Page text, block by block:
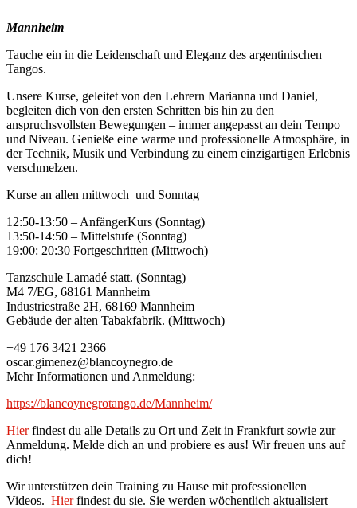
Mannheim
Tauche ein in die Leidenschaft und Eleganz des argentinischen
Tangos.
Unsere Kurse, geleitet von den Lehrern Marianna und Daniel,
begleiten dich von den ersten Schritten bis hin zu den
anspruchsvollsten Bewegungen – immer angepasst an dein Tempo
und Niveau. Genieße eine warme und professionelle Atmosphäre, in
der Technik, Musik und Verbindung zu einem einzigartigen Erlebnis
verschmelzen.
Kurse an allen mittwoch und Sonntag
12:50-13:50 – AnfängerKurs (Sonntag)
13:50-14:50 – Mittelstufe (Sonntag)
19:00: 20:30 Fortgeschritten (Mittwoch)
Tanzschule Lamadé statt. (Sonntag)
M4 7/EG, 68161 Mannheim
Industriestraße 2H, 68169 Mannheim
Gebäude der alten Tabakfabrik. (Mittwoch)
+49 176 3421 2366
oscar.gimenez@blancoynegro.de
Mehr Informationen und Anmeldung:
https://blancoynegrotango.de/Mannheim/
Hierfindest du alle Details zu Ort und Zeit in Frankfurt sowie zur
Anmeldung. Melde dich an und probiere es aus! Wir freuen uns auf
dich!
Wir unterstützen dein Training zu Hause mit professionellen
Videos. Hierfindest du sie. Sie werden wöchentlich aktualisiert